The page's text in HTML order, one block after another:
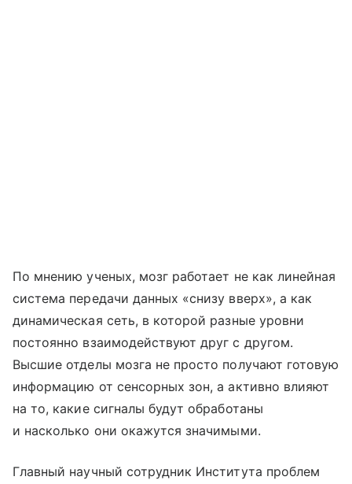
По мнению ученых, мозг работает не как линейная
система передачи данных «снизу вверх», а как
динамическая сеть, в которой разные уровни
постоянно взаимодействуют друг с другом.
Высшие отделы мозга не просто получают готовую
информацию от сенсорных зон, а активно влияют
на то, какие сигналы будут обработаны
и насколько они окажутся значимыми.
Главный научный сотрудник Института проблем